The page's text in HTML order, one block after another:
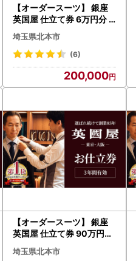
【オーダースーツ】 銀座
英国屋 仕立て券 6万円分
プレゼント用包装| ビジネ
ススーツ メンズ
埼玉県北本市
(6)
200,000
【オーダースーツ】 銀座
英国屋 仕立て券 90万円分
プレゼント用包装| ビジネ
ススーツ メンズ
埼玉県北本市